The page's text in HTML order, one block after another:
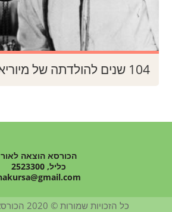
104 שנים להולדתה של מיוריאל ספארק
הכורסא הוצאה לאור
כליל, 2523300
כל הזכויות שמורות © 2020 הכורסא הוצאה לאור